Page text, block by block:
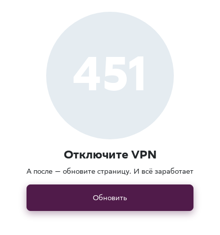
451
Отключите VPN
А после — обновите страницу. И всё заработает
Обновить